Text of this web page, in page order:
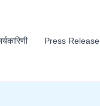
Press Release